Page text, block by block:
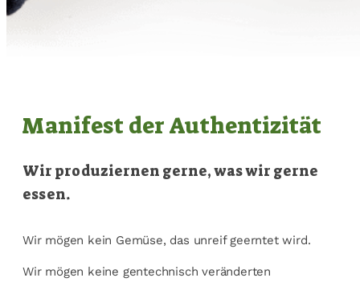
Manifest der Authentizität
Wir produziernen gerne, was wir gerne
essen.
Wir mögen kein Gemüse, das unreif geerntet wird.
Wir mögen keine gentechnisch veränderten